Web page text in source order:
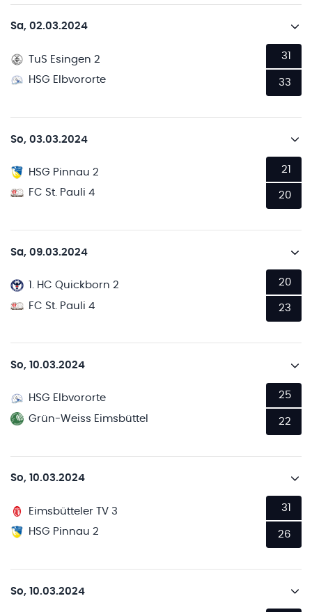
Sa, 02.03.2024
TuS Esingen 2
HSG Elbvororte
31
33
So, 03.03.2024
HSG Pinnau 2
FC St. Pauli 4
21
20
Sa, 09.03.2024
1. HC Quickborn 2
FC St. Pauli 4
20
23
So, 10.03.2024
HSG Elbvororte
Grün-Weiss Eimsbüttel
25
22
So, 10.03.2024
Eimsbütteler TV 3
HSG Pinnau 2
31
26
So, 10.03.2024